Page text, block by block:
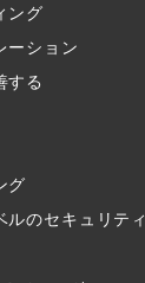
ング​
ーション​
する
グ​
のセキュリティ